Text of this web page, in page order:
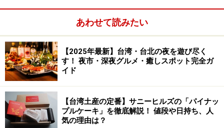
クンを投入するとゲートが開きます。
MRT乗車の際、気をつけたいこと
あわせて読みたい
【2025年最新】台湾・台北の夜を遊び尽く
す！ 夜市・深夜グルメ・癒しスポット完全ガ
イド
【台湾土産の定番】サニーヒルズの「パイナッ
プルケーキ」を徹底解説！ 値段や日持ち、人
気の理由は？